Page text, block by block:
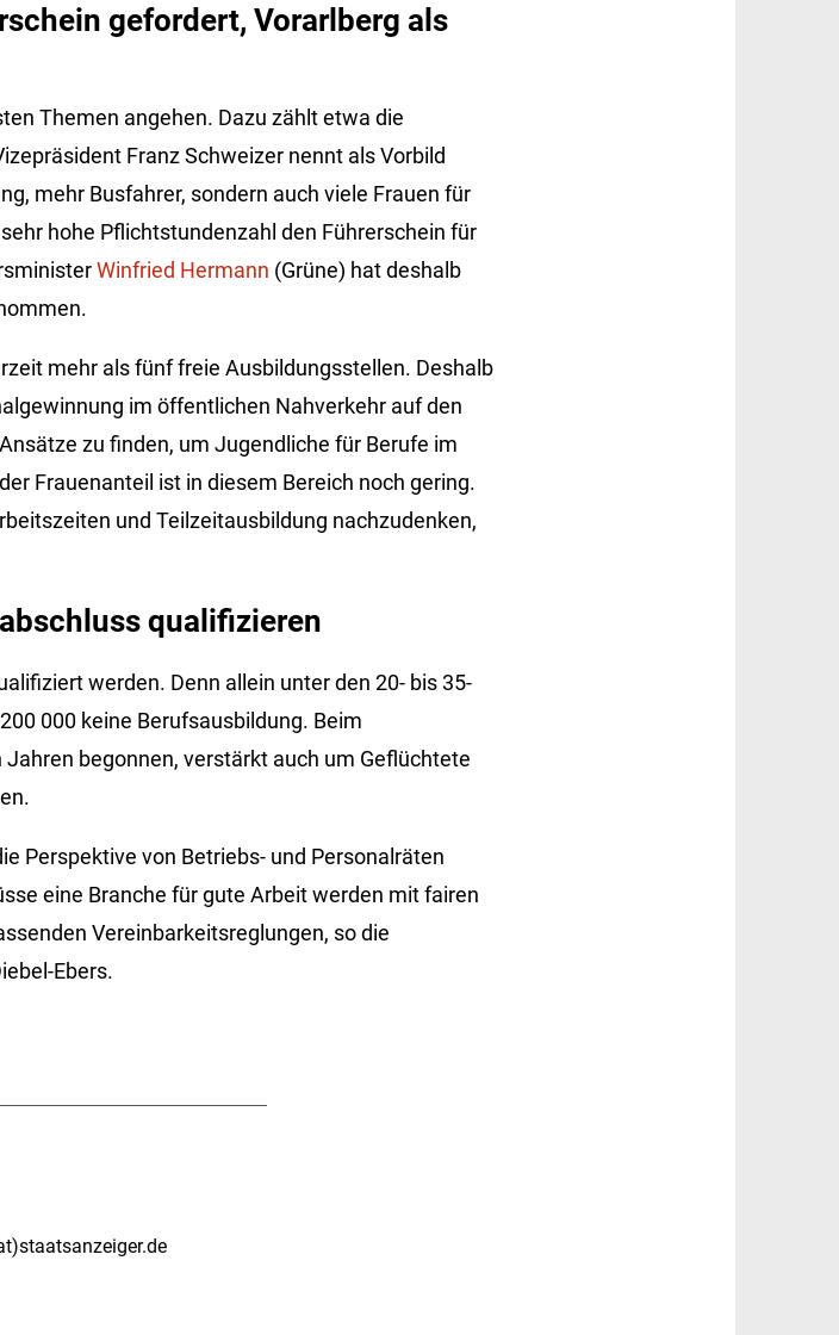
gefordert, Vorarlberg als
Themen angehen. Dazu zählt etwa die
Franz Schweizer nennt als Vorbild
mehr Busfahrer, sondern auch viele Frauen für
hohe Pflichtstundenzahl den Führerschein für
Winfried Hermann (Grüne) hat deshalb
mehr als fünf freie Ausbildungsstellen. Deshalb
im öffentlichen Nahverkehr auf den
zu finden, um Jugendliche für Berufe im
Frauenanteil ist in diesem Bereich noch gering.
und Teilzeitausbildung nachzudenken,
qualifizieren
werden. Denn allein unter den 20- bis 35-
000 keine Berufsausbildung. Beim
begonnen, verstärkt auch um Geflüchtete
Perspektive von Betriebs- und Personalräten
eine Branche für gute Arbeit werden mit fairen
Vereinbarkeitsreglungen, so die
Ebers.